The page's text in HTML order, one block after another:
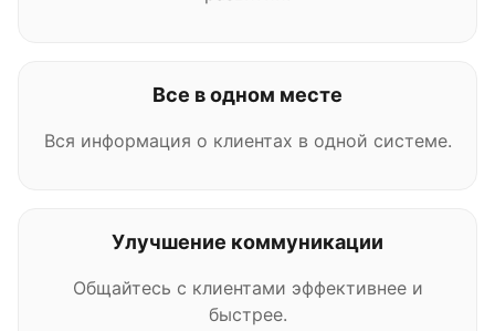
Все в одном месте
Вся информация о клиентах в одной системе.
Улучшение коммуникации
Общайтесь с клиентами эффективнее и
быстрее.